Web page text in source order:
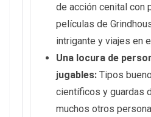
de acción cenital con
películas de
intrigante y viajes en
Una locura de
jugables: Tipos
científicos y guardas
muchos otros